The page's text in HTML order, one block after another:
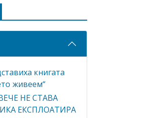
книгата
живеем“
НЕ СТАВА
ЕКСПЛОАТИРА